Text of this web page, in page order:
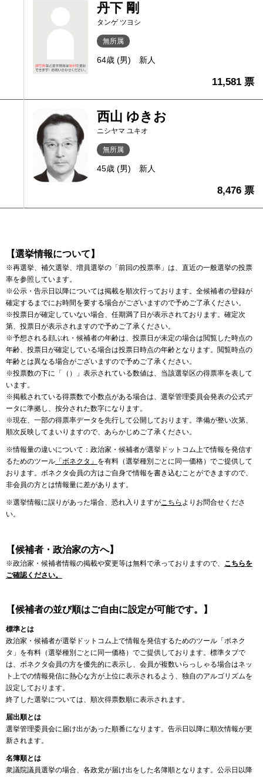
丹下 剛
タンゲ ツヨシ
無所属
64歳 (男) 新人
11,581 票
西山 ゆきお
ニシヤマ ユキオ
無所属
45歳 (男) 新人
8,476 票
【選挙情報について】
※再選挙、補欠選挙、増員選挙の「前回の投票率」は、直近の一般選挙の投票
率を参照しています。
※公示・告示日以降については掲載を順次行っております。全候補者の登録が
確定するまでにお時間を要する場合がございますので予めご了承ください。
※投票日が確定していない場合、任期満了日が表示されております。確定次
第、投票日が表示されますので予めご了承ください。
※予想される顔ぶれ・候補者の年齢は、投票日が未定の場合は閲覧した時点の
年齢、投票日が確定している場合は投票日時点の年齢となります。閲覧時点の
年齢とは異なる場合がございますので予めご了承ください。
※投票数の下に「（）」表示されている数値は、当該選挙区の得票率を表して
います。
※掲載されている得票数で小数点がある場合は、選挙管理委員会発表の公式デ
ータに準拠し、按分された数字になります。
※現在、一部の得票率データを先行して公開しております。準備が整い次第、
順次反映してまいりますので、あらかじめご了承ください。
※情報量の違いについて：政治家・候補者が選挙ドットコム上で情報を発信す
るためのツール 「ボネクタ」 を有料（選挙種別ごとに同一価格）でご提供して
おります。ボネクタ会員の方はご自身で情報を書き込むことができますので、
非会員の方とは情報量に差があります。
※選挙情報に誤りがあった場合、恐れ入りますがこちら よりお問合せくださ
い。
【候補者・政治家の方へ】
※政治家・候補者情報の掲載や変更等は無料で承っておりますので、 こちらを
ご確認ください。
【候補者の並び順はご自由に設定が可能です。】
標準とは
政治家・候補者が選挙ドットコム上で情報を発信するためのツール「ボネク
タ」を有料（選挙種別ごとに同一価格）でご提供しております。標準タブで
は、ボネクタ会員の方を優先的に表示し、会員が複数いらっしゃる場合はネッ
ト上での情報発信に熱心な方が上位に表示されるよう、独自のアルゴリズムを
設定しております。
終了した選挙については、順次得票数順に表示されます。
届出順とは
選挙管理委員会に届け出があった順番になります。告示日以降に順次情報が更
新されます。
名簿順とは
衆議院議員選挙の場合、各政党が届け出をした名簿順となります。公示日以降